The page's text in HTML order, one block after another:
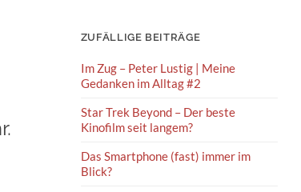
ZUFÄLLIGE BEITRÄGE
Im Zug – Peter Lustig | Meine
Gedanken im Alltag #2
Star Trek Beyond – Der beste
Kinofilm seit langem?
Das Smartphone (fast) immer im
Blick?